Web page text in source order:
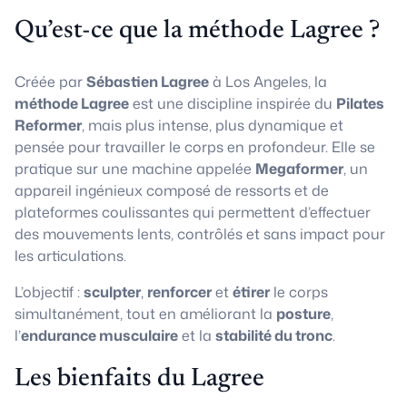
Qu’est-ce que la méthode Lagree ?
Créée parSébastien Lagreeà Los Angeles, la
méthode Lagreeest une discipline inspirée du Pilates
Reformer, mais plus intense, plus dynamique et
pensée pour travailler le corps en profondeur. Elle se
pratique sur une machine appelée Megaformer, un
appareil ingénieux composé de ressorts et de
plateformes coulissantes qui permettent d’effectuer
des mouvements lents, contrôlés et sans impact pour
les articulations.
L’objectif :sculpter, renforceretétirerle corps
simultanément, tout en améliorant la posture,
l’endurance musculaireet la stabilité du tronc.
Les bienfaits du Lagree